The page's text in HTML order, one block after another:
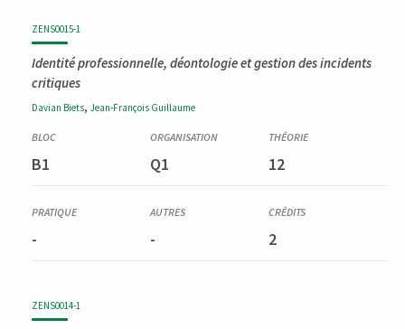
ZENS0015-1
Identité professionnelle, déontologie et gestion des incidents
critiques
Davian Biets, Jean-François Guillaume
B1 Q1 12
- - 2
ZENS0014-1